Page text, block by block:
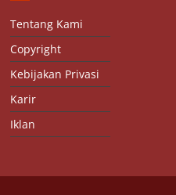
Tentang Kami
Copyright
Kebijakan Privasi
Karir
Iklan